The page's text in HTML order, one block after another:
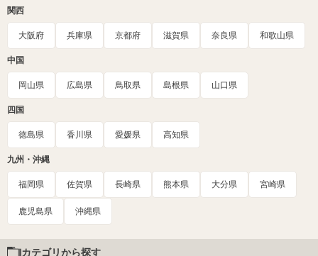
関西
大阪府 兵庫県 京都府 滋賀県 奈良県 和歌山県
中国
岡山県 広島県 鳥取県 島根県 山口県
四国
徳島県 香川県 愛媛県 高知県
九州・沖縄
福岡県 佐賀県 長崎県 熊本県 大分県 宮崎県
鹿児島県 沖縄県
カテゴリから探す